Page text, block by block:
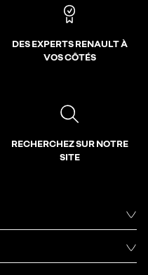
DES EXPERTS RENAULT À
VOS CÔTÉS
RECHERCHEZ SUR NOTRE
SITE